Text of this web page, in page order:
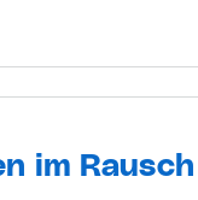
im Rausch